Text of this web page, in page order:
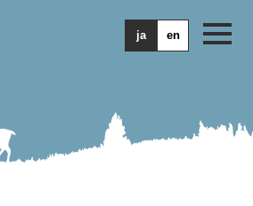
ja en